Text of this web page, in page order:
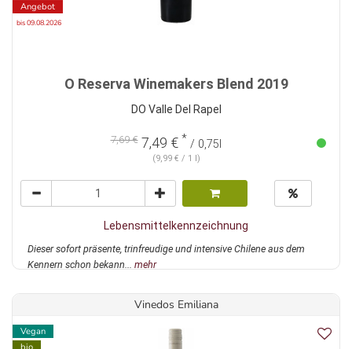
Angebot
bis 09.08.2026
O Reserva Winemakers Blend 2019
DO Valle Del Rapel
7,69 €7,49 € * / 0,75l
(9,99 € / 1 l)
Lebensmittelkennzeichnung
Dieser sofort präsente, trinfreudige und intensive Chilene aus dem
Kennern schon bekann... mehr
Vinedos Emiliana
Vegan